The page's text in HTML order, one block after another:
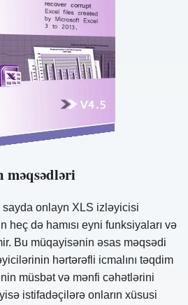
məqsədləri
onlayn XLS izləyicisi
heç də hamısı eyni funksiyaları və
Bu müqayisənin əsas məqsədi
hərtərəfli icmalını təqdim
müsbət və mənfi cəhətlərini
istifadəçilərə onların xüsusi